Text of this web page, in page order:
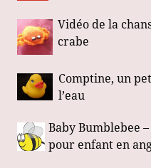
Vidéo de la
crabe
Comptine, un
l’eau
Baby Bumblebee
pour enfant en